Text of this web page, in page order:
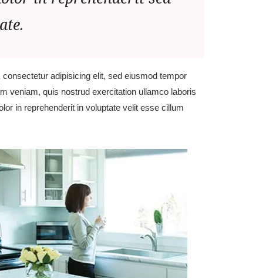
adipisicing elit, sed eiusmod tempor
veniam, quis nostrud exercitation ullamco laboris
in reprehenderit in voluptate velit esse cillum